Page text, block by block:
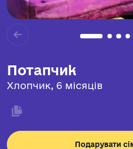
Потапчик
Хлопчик, 6 місяців
Подарувати